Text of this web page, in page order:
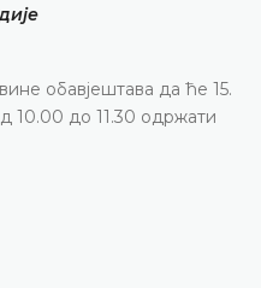
обавјештава да ће 15.
10.00 до 11.30 одржати